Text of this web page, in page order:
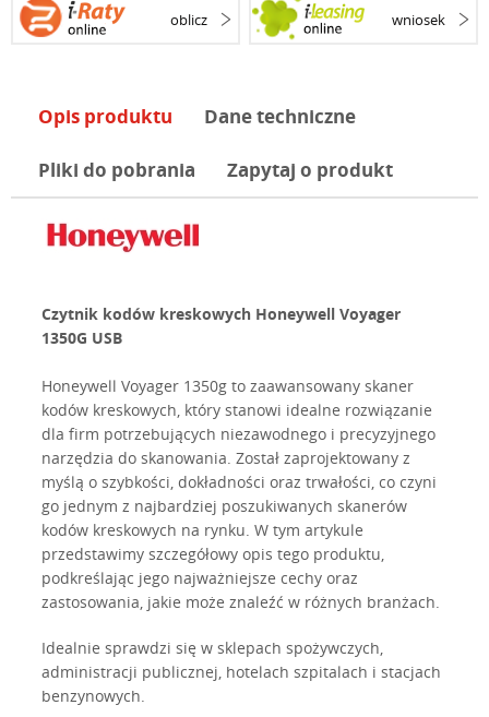
oblicz wniosek
Opis produktu Dane techniczne
Pliki do pobrania Zapytaj o produkt
Czytnik kodów kreskowych Honeywell Voyager
1350G USB
Honeywell Voyager 1350g to zaawansowany skaner
kodów kreskowych, który stanowi idealne rozwiązanie
dla firm potrzebujących niezawodnego i precyzyjnego
narzędzia do skanowania. Został zaprojektowany z
myślą o szybkości, dokładności oraz trwałości, co czyni
go jednym z najbardziej poszukiwanych skanerów
kodów kreskowych na rynku. W tym artykule
przedstawimy szczegółowy opis tego produktu,
podkreślając jego najważniejsze cechy oraz
zastosowania, jakie może znaleźć w różnych branżach.
Idealnie sprawdzi się w sklepach spożywczych,
administracji publicznej, hotelach szpitalach i stacjach
benzynowych.